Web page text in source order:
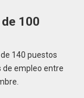
100
140 puestos
de empleo entre